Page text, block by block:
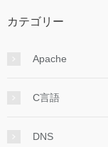
カテゴリー
Apache
C言語
DNS